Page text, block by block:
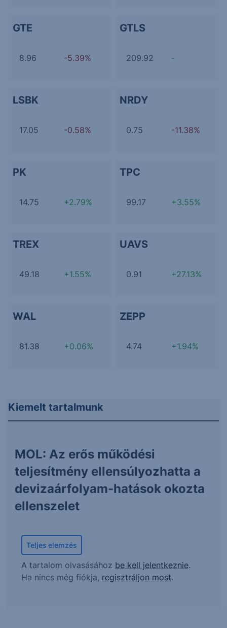
GTE
8.96 -5.39%
GTLS
209.92 -
LSBK
17.05 -0.58%
NRDY
0.75 -11.38%
PK
14.75 +2.79%
TPC
99.17 +3.55%
TREX
49.18 +1.55%
UAVS
0.91 +27.13%
WAL
81.38 +0.06%
ZEPP
4.74 +1.94%
Kiemelt tartalmunk
MOL: Az erős működési
teljesítmény ellensúlyozhatta a
devizaárfolyam-hatások okozta
ellenszelet
Teljes elemzés
A tartalom olvasásához be kell jelentkeznie.
Ha nincs még fiókja, regisztráljon most.